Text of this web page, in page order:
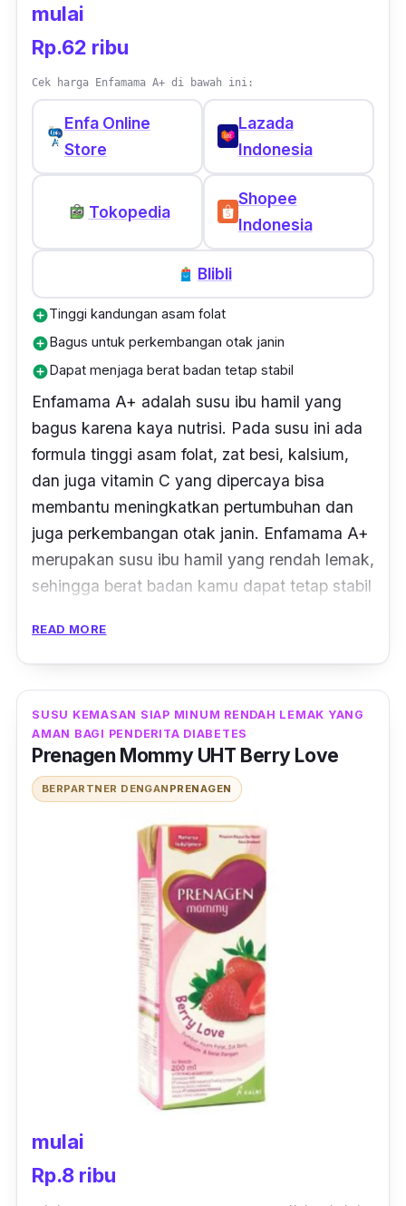
mulai
Rp.62 ribu
Cek harga Enfamama A+ di bawah ini:
Enfa Online
Store
Lazada
Indonesia
Tokopedia
Shopee
Indonesia
Blibli
add_circleTinggi kandungan asam folat
add_circleBagus untuk perkembangan otak janin
add_circleDapat menjaga berat badan tetap stabil
Enfamama A+ adalah susu ibu hamil yang
bagus karena kaya nutrisi. Pada susu ini ada
formula tinggi asam folat, zat besi, kalsium,
dan juga vitamin C yang dipercaya bisa
membantu meningkatkan pertumbuhan dan
juga perkembangan otak janin. Enfamama A+
merupakan susu ibu hamil yang rendah lemak,
sehingga berat badan kamu dapat tetap stabil
kehamilan.
dapat membantu kamu terhindar dari diabetes
dan juga hipertensi. Susu ibu hamil ini juga
memiliki varian rasa coklat yang tinggi akan
kandungan asam folat dan tidak menimbulkan
kemasan dari 400 gr dan juga 900 gr dengan
harga yang cukup terjangkau.
READ MORE
SUSU KEMASAN SIAP MINUM RENDAH LEMAK YANG
AMAN BAGI PENDERITA DIABETES
Prenagen Mommy UHT Berry Love
BERPARTNER DENGAN PRENAGEN
mulai
Rp.8 ribu